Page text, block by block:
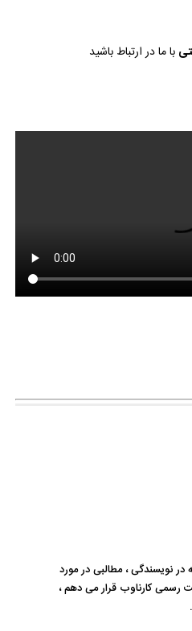
با ما در ارتباط باشید
در نویسندگی ، مطالبی در مورد
کارناوب قرار می دهم ،